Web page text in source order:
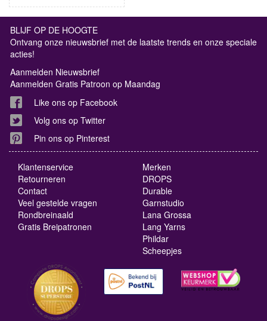
BLIJF OP DE HOOGTE
Ontvang onze nieuwsbrief met de laatste trends en onze speciale
acties!
Aanmelden Nieuwsbrief
Aanmelden Gratis Patroon op Maandag
Like ons op Facebook
Volg ons op Twitter
Pin ons op Pinterest
Klantenservice
Retourneren
Contact
Veel gestelde vragen
Rondbreinaald
Gratis Breipatronen
Merken
DROPS
Durable
Garnstudio
Lana Grossa
Lang Yarns
Phildar
Scheepjes